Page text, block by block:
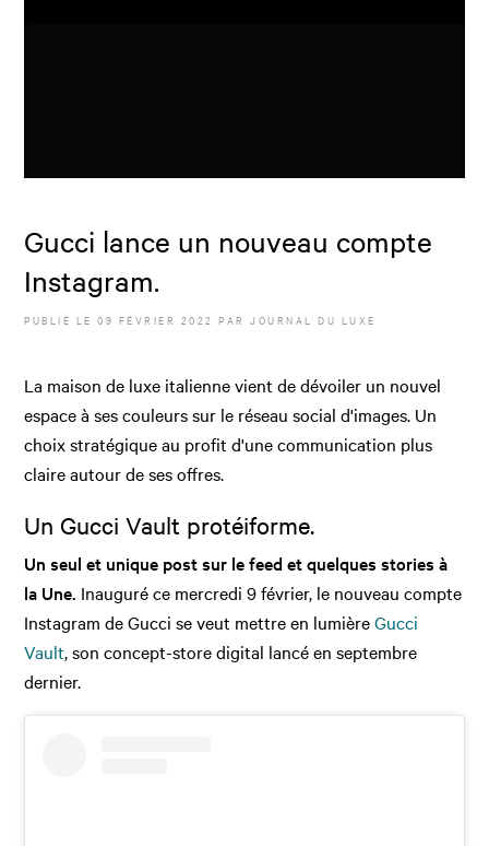
Gucci lance un nouveau compte
Instagram.
PUBLIÉ LE09 FÉVRIER 2022 PAR JOURNAL DU LUXE
La maison de luxe italienne vient de dévoiler un nouvel
espace à ses couleurs sur le réseau social d'images. Un
choix stratégique au profit d'une communication plus
claire autour de ses offres.
Un Gucci Vault protéiforme.
Un seul et unique post sur le feed et quelques stories à
la Une. Inauguré ce mercredi 9 février, le nouveau compte
Instagram de Gucci se veut mettre en lumièreGucci
Vault, son concept-store digital lancé en septembre
dernier.